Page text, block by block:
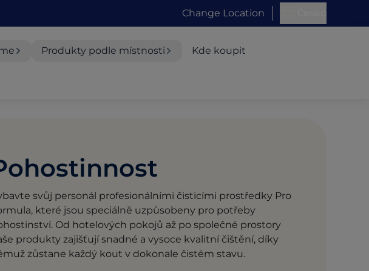
Change Location
Produkty podle místnosti Kde koupit
svůj personál profesionálními čisticími prostředky Pro
které jsou speciálně uzpůsobeny pro potřeby
Od hotelových pokojů až po společné prostory
produkty zajišťují snadné a vysoce kvalitní čištění, díky
zůstane každý kout v dokonale čistém stavu.